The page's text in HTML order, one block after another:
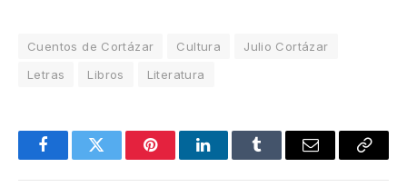
Cuentos de Cortázar Cultura
Julio Cortázar
Letras
Libros Literatura
FacebookTwitter PinterestLinkedInTumblr Email
Copy